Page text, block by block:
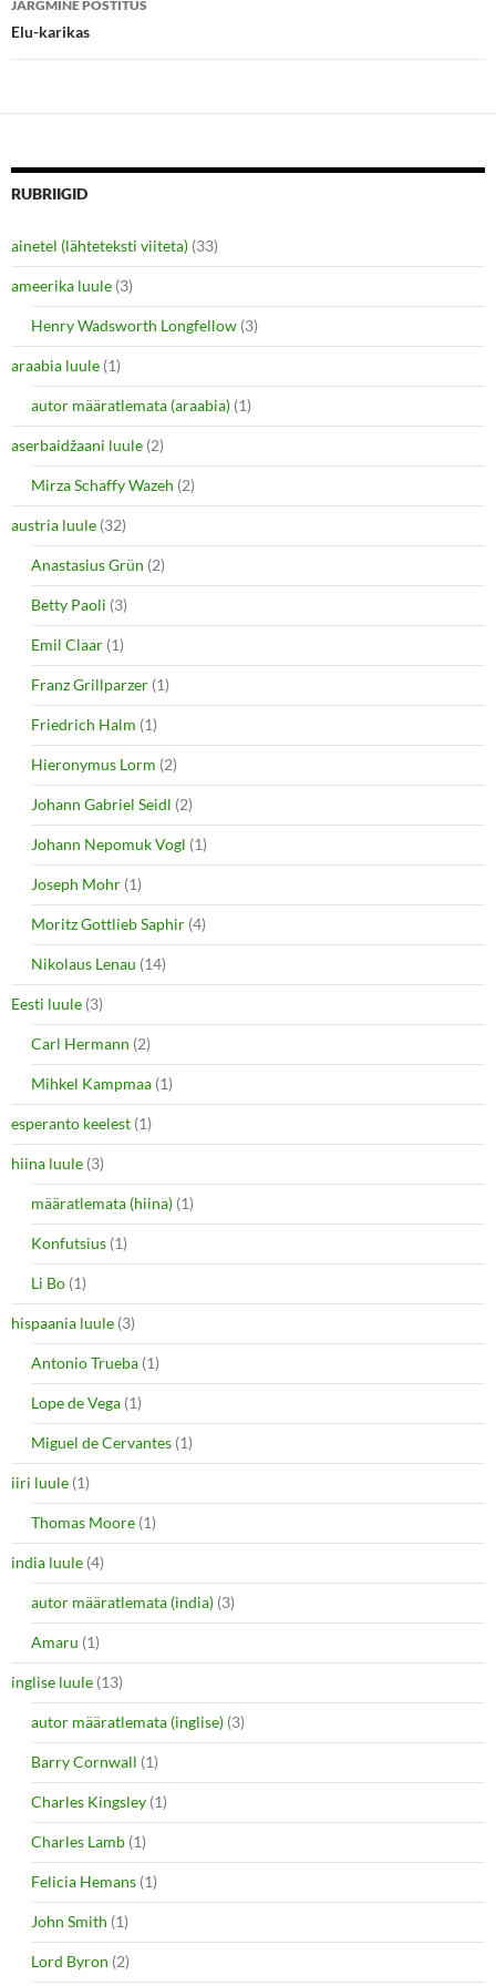
n
e
w
w
o
n
w
d
JÄRGMINE POSTITUS
Elu-karikas
RUBRIIGID
ainetel (lähteteksti viiteta) (33)
ameerika luule (3)
Henry Wadsworth Longfellow (3)
araabia luule (1)
autor määratlemata (araabia) (1)
aserbaidžaani luule (2)
Mirza Schaffy Wazeh (2)
austria luule (32)
Anastasius Grün (2)
Betty Paoli (3)
Emil Claar (1)
Franz Grillparzer (1)
Friedrich Halm (1)
Hieronymus Lorm (2)
Johann Gabriel Seidl (2)
Johann Nepomuk Vogl (1)
Joseph Mohr (1)
Moritz Gottlieb Saphir (4)
Nikolaus Lenau (14)
Eesti luule (3)
Carl Hermann (2)
Mihkel Kampmaa (1)
esperanto keelest (1)
hiina luule (3)
määratlemata (hiina) (1)
Konfutsius (1)
Li Bo (1)
hispaania luule (3)
Antonio Trueba (1)
Lope de Vega (1)
Miguel de Cervantes (1)
iiri luule (1)
Thomas Moore (1)
india luule (4)
autor määratlemata (india) (3)
Amaru (1)
inglise luule (13)
autor määratlemata (inglise) (3)
Barry Cornwall (1)
Charles Kingsley (1)
Charles Lamb (1)
Felicia Hemans (1)
John Smith (1)
Lord Byron (2)